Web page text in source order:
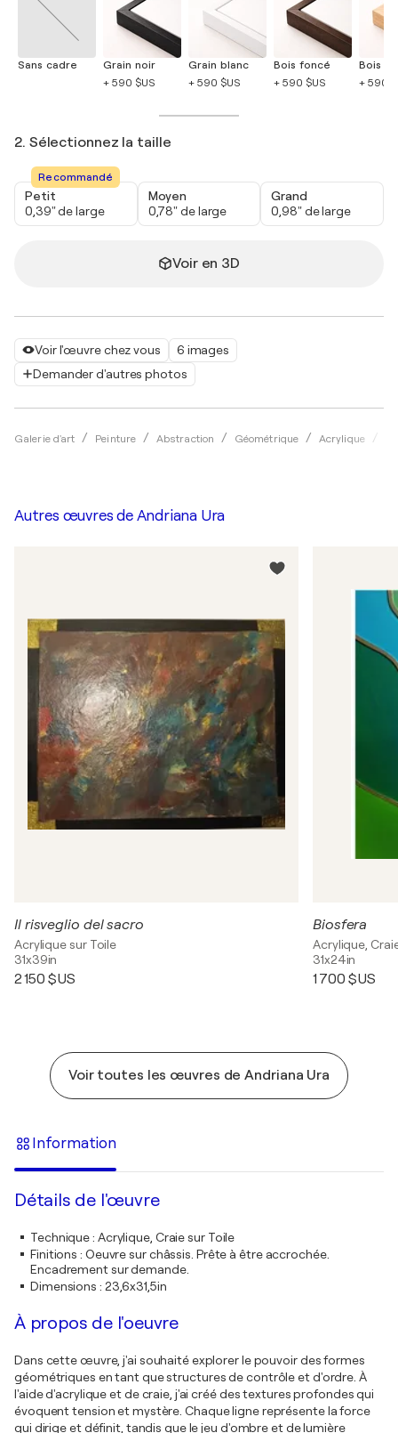
Voir l'œuvre chez vous
6 images
Demander d'autres photos
Galerie d'art Peinture Abstraction Géométrique Acrylique
Sans cadre
Grain noir
+ 590 $US
Grain blanc
+ 590 $US
Bois foncé
+ 590 $US
Bois
+ 590
2. Sélectionnez la taille
Recommandé
Petit
0,39" de large
Moyen
0,78" de large
Grand
0,98" de large
Voir en 3D
Autres œuvres de Andriana Ura
Il risveglio del sacro
Acrylique sur Toile
31x39in
2 150 $US
Biosfera
Acrylique,
31x24in
1 700 $US
Voir toutes les œuvres de Andriana Ura
Information
Détails de l'œuvre
Technique: Acrylique, Craie sur Toile
Finitions : Oeuvre sur châssis. Prête à être accrochée.
Encadrement sur demande.
Dimensions : 23,6x31,5in
À propos de l'oeuvre
Dans cette œuvre, j'ai souhaité explorer le pouvoir des formes
géométriques en tant que structures de contrôle et d'ordre. À
l'aide d'acrylique et de craie, j'ai créé des textures profondes qui
évoquent tension et mystère. Chaque ligne représente la force
qui dirige et définit, tandis que le jeu d'ombre et de lumière